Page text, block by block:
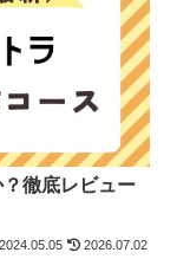
徹底レビュー
2024.05.05 2026.07.02